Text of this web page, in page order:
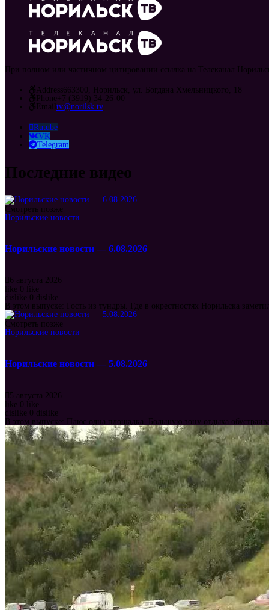
При полном или частичном цитировании ссылка на Телеканал
Address663300, Норильск, ул. Богдана Хмельницкого, 18
Phone +7 (3919) 34-26-00
Email tv@norilsk.tv
Rutube
VK
Telegram
Последние видео
Смотреть позже
Норильские новости
Норильские новости — 6.08.2026
6 августа 2026
like
0
like
dislike
0 dislike
В этом выпуске: Гость из тундры. Где в окрестностях Норильска
Смотреть позже
Норильские новости
Норильские новости — 5.08.2026
5 августа 2026
like
0 like
dislike
0 dislike
В этом выпуске: Плюс одна площадка. Большую зону отдыха